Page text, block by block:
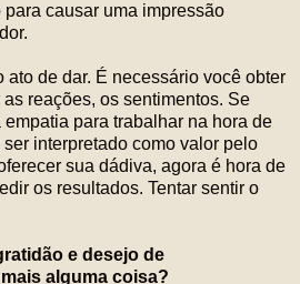
causar uma impressão
ato de dar. É necessário você obter
reações, os sentimentos. Se
para trabalhar na hora de
interpretado como valor pelo
sua dádiva, agora é hora de
os resultados. Tentar sentir o
e desejo de
alguma coisa?